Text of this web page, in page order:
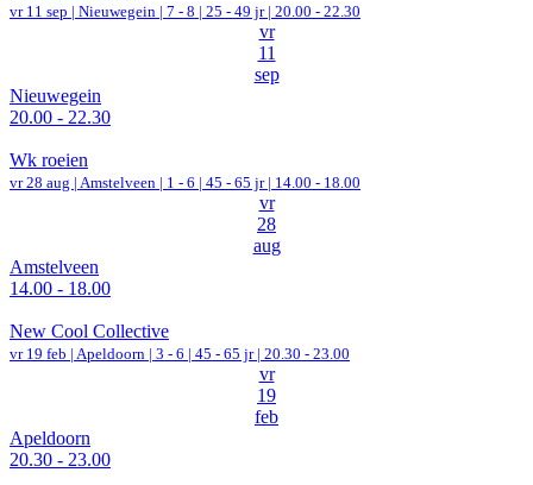
vr 11 sep | Nieuwegein | 7 - 8 | 25 - 49 jr | 20.00 - 22.30
vr
11
sep
Nieuwegein
20.00 - 22.30
Wk roeien
vr 28 aug | Amstelveen | 1 - 6 | 45 - 65 jr | 14.00 - 18.00
vr
28
aug
Amstelveen
14.00 - 18.00
New Cool Collective
vr 19 feb | Apeldoorn | 3 - 6 | 45 - 65 jr | 20.30 - 23.00
vr
19
feb
Apeldoorn
20.30 - 23.00